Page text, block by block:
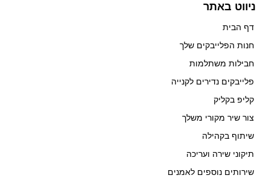
ניווט באתר
דף הבית
חנות הפלייבקים שלך
חבילות משתלמות
פלייבקים נדירים לקנייה
קליפ בקליק
צור שיר מקורי משלך
שיתוף בקהילה
תיקוני שירה ועריכה
שירותים נוספים לאמנים